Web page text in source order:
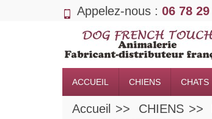
Appelez-nous : 06 78
ACCUEIL CHIENS CHATS
Accueil CHIENS